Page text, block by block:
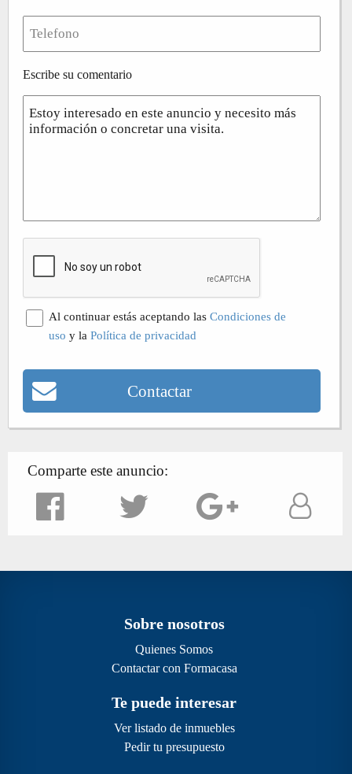
Escribe su comentario
Al continuar estás aceptando las Condiciones de
uso y la Política de privacidad
Contactar
Comparte este anuncio:
Sobre nosotros
Quienes Somos
Contactar con Formacasa
Te puede interesar
Ver listado de inmuebles
Pedir tu presupuesto